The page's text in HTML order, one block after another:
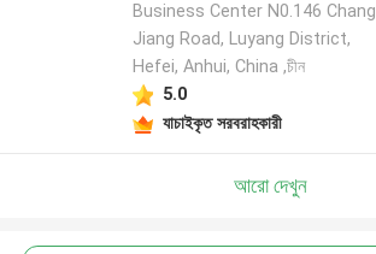
Business Center N0.146 Chang
Jiang Road, Luyang District,
Hefei, Anhui, China ,চীন
5.0
যাচাইকৃত সরবরাহকারী
আরো দেখুন